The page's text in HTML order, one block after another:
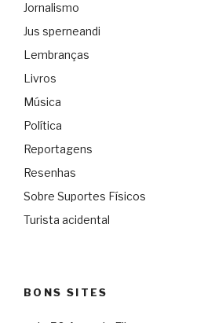
Jornalismo
Jus sperneandi
Lembranças
Livros
Música
Política
Reportagens
Resenhas
Sobre Suportes Físicos
Turista acidental
BONS SITES